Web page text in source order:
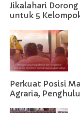
Jikalahari
untuk 5
Perkuat Posisi
Agraria,